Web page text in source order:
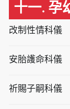
十一. 孕
改制性情科儀
安胎護命科儀
祈賜子嗣科儀